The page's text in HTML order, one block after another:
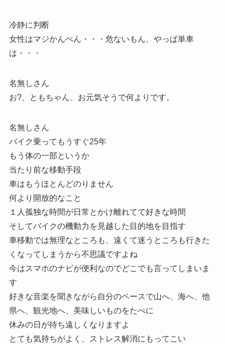
冷静に判断
女性はマジかんべん・・・危ないもん、やっぱ単車
は・・・
名無しさん
お?、ともちゃん、お元気そうで何よりです。
名無しさん
バイク乗ってもうすぐ25年
もう体の一部というか
当たり前な移動手段
車はもうほとんどのりません
何より開放的なこと
１人孤独な時間が日常とかけ離れてて好きな時間
そしてバイクの機動力を見越した目的地を目指す
車移動では無理なところも、遠くて迷うところも行きた
くなってしまうから不思議ですよね
今はスマホのナビが便利なのでどこでも言ってしまいま
す
好きな音楽を聞きながら自分のペースで山へ、海へ、他
県へ、観光地へ、美味しいものをたべに
休みの日が待ち遠しくなりますよ
とても気持ちがよく、ストレス解消にもってこい